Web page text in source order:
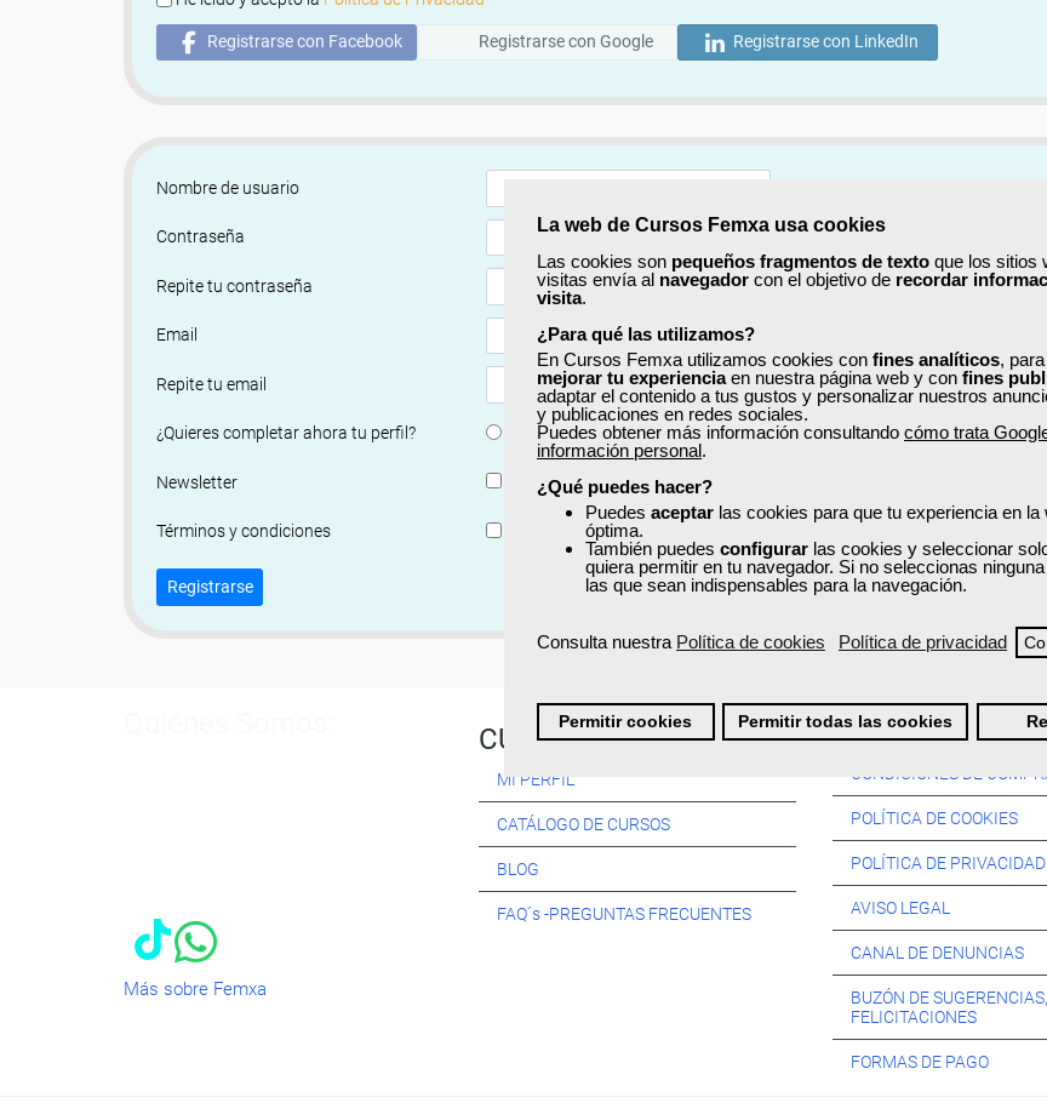
La web de Cursos Femxa usa cookies
Las cookies son pequeños fragmentos de texto que los sitios
visitas envía al navegador con el objetivo de recordar
visita.
¿Para qué las utilizamos?
En Cursos Femxa utilizamos cookies con fines analíticos,
mejorar tu experienciaen nuestra página web y con fines
adaptar el contenido a tus gustos y personalizar nuestros
y publicaciones en redes sociales.
Puedes obtener más información consultando cómo trata
información personal.
¿Qué puedes hacer?
Puedes aceptar las cookies para que tu experiencia en la
óptima.
También puedes configurar las cookies y seleccionar
quiera permitir en tu navegador. Si no seleccionas
las que sean indispensables para la navegación.
Consulta nuestra Política de cookies Política de privacidad
Permitir cookies Permitir todas las cookies
Registrarse con Facebook Registrarse con Google Registrarse con LinkedIn
Nombre de usuario
Contraseña Mostrar
Repite tu contraseña Mostrar
Email
Repite tu email
¿Quieres completar ahora tu perfil? No, completaré mi perfil más adelante
Newsletter Si, quiero recibir información sobre cursos, ofertas exclusivas y recursos
Términos y condiciones He leído y acepto la
Registrarse
Más sobre Femxa
CURSOS:
MI PERFIL
CATÁLOGO DE CURSOS
BLOG
FAQ´s -PREGUNTAS FRECUENTES
Información:
CONDICIONES DE
POLÍTICA DE COOKIES
POLÍTICA DE PRIVACIDAD
AVISO LEGAL
CANAL DE DENUNCIAS
BUZÓN DE
FELICITACIONES
FORMAS DE PAGO